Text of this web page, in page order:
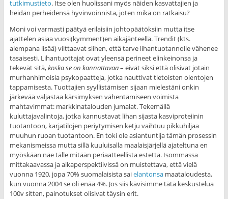
tutkimustieto. Itse olen huolissani myös näiden kasvattajien ja
heidän perheidensä hyvinvoinnista, joten mikä on ratkaisu?
Moni voi varmasti päätyä erilaisiin johtopäätöksiin mutta itse
ajattelen asiaa vuosi(kymment)en aikajänteellä. Trendit (kts.
alempana lisää) viittaavat siihen, että tarve lihantuotannolle vähenee
tasaisesti. Lihantuottajat ovat yleensä perineet elinkeinonsa ja
tekevät sitä,koska se on kannattavaa– eivät siksi että olisivat jotain
murhanhimoisia psykopaatteja, jotka nauttivat tietoisten olentojen
tappamisesta. Tuottajien syyllistämisen sijaan mielestäni onkin
järkevää valjastaa kärsimyksen vähentämiseen voimista
mahtavimmat: markkinatalouden jumalat. Tekemällä
kuluttajavalintoja, jotka kannustavat lihan sijasta kasviproteiinin
tuotantoon, karjatilojen periytymisen ketju vaihtuu pikkuhiljaa
muuhun ruoan tuotantoon. En toki ole asiantuntija tämän prosessin
mekanismeissa mutta sillä kuuluisalla maalaisjärjellä ajateltuna en
myöskään näe tälle mitään periaatteellista estettä. Isommassa
mittakaavassa ja aikaperspektiivissä on muistettava, että vielä
vuonna 1920, jopa 70% suomalaisista saielantonsamaataloudesta,
kun vuonna 2004 se oli enää 4%. Jos siis kävisimme tätä keskustelua
100v sitten, painotukset olisivat täysin erit.